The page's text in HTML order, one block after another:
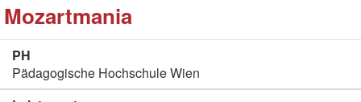
Mozartmania
PH
Pädagogische Hochschule Wien